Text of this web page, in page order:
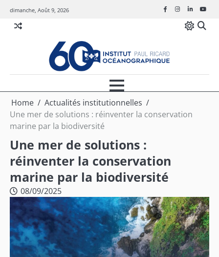
content
dimanche, Août 9, 2026 FacebookInstagram
Linkedin
Home
Actualités institutionnelles
Une mer de solutions : réinventer la conservation
marine par la biodiversité
Une mer de solutions :
réinventer la conservation
marine par la biodiversité
08/09/2025